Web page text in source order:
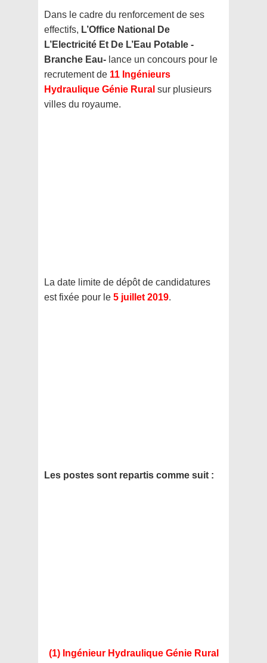
Dans le cadre du renforcement de ses
effectifs, L’Office National De
L’Electricité Et De L’Eau Potable -
Branche Eau- lance un concours pour le
recrutement de 11 Ingénieurs
Hydraulique Génie Rural sur plusieurs
villes du royaume.
La date limite de dépôt de candidatures
est fixée pour le 5 juillet 2019.
Les postes sont repartis comme suit :
(1) Ingénieur Hydraulique Génie Rural